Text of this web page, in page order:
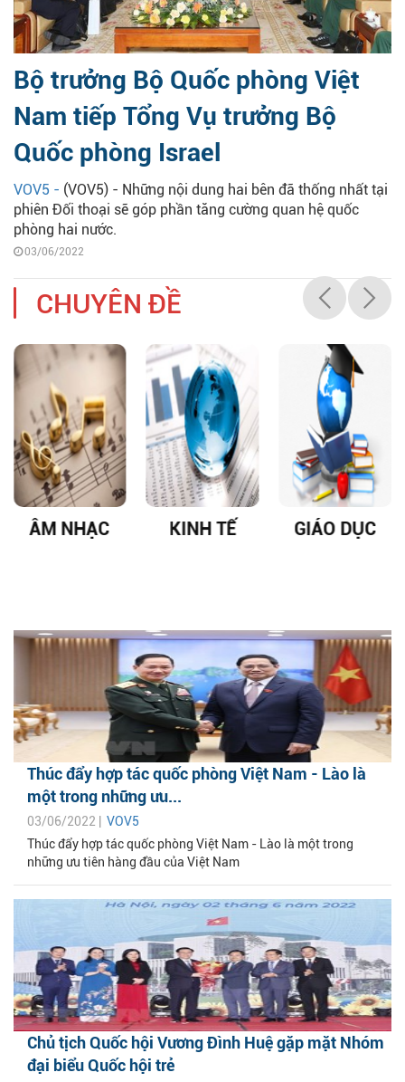
Bộ trưởng Bộ Quốc phòng Việt
Nam tiếp Tổng Vụ trưởng Bộ
Quốc phòng Israel
VOV5 - (VOV5) - Những nội dung hai bên đã thống nhất tại
phiên Đối thoại sẽ góp phần tăng cường quan hệ quốc
phòng hai nước.
03/06/2022
CHUYÊN ĐỀ
ÂM NHẠC KINH TẾ GIÁO DỤC
Thúc đẩy hợp tác quốc phòng Việt Nam - Lào là
một trong những ưu...
03/06/2022 | VOV5
Thúc đẩy hợp tác quốc phòng Việt Nam - Lào là một trong
những ưu tiên hàng đầu của Việt Nam
Chủ tịch Quốc hội Vương Đình Huệ gặp mặt Nhóm
đại biểu Quốc hội trẻ